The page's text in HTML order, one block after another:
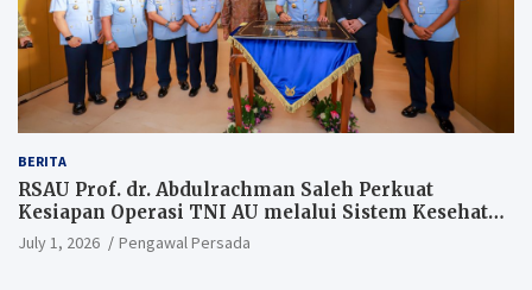
BERITA
RSAU Prof. dr. Abdulrachman Saleh Perkuat
Kesiapan Operasi TNI AU melalui Sistem Kesehatan
Andal
July 1, 2026 Pengawal Persada